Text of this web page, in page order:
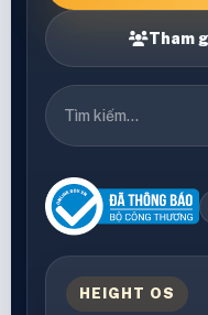
Tham
HEIGHT OS